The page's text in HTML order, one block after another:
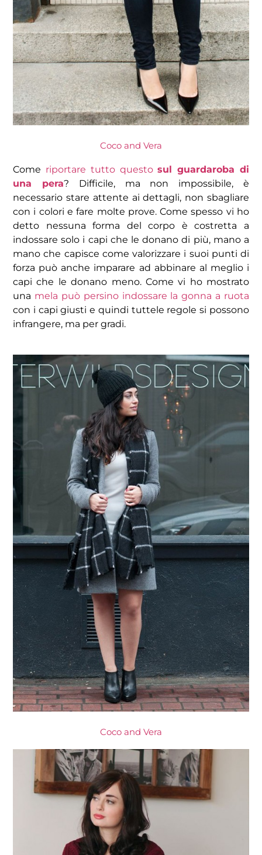
Coco and Vera
Come riportare tutto questosul guardaroba di
una pera? Difficile, ma non impossibile, è
necessario stare attente ai dettagli, non sbagliare
con i colori e fare molte prove. Come spesso vi ho
detto nessuna forma del corpo è costretta a
indossare solo i capi che le donano di più, mano a
mano che capisce come valorizzare i suoi punti di
forza può anche imparare ad abbinare al meglio i
capi che le donano meno. Come vi ho mostrato
una mela può persino indossare la gonna a ruota
con i capi giusti e quindi tuttele regole si possono
infrangere, ma per gradi.
Coco and Vera